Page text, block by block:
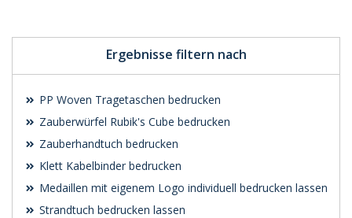
Ergebnisse filtern nach
PP Woven Tragetaschen bedrucken
Zauberwürfel Rubik's Cube bedrucken
Zauberhandtuch bedrucken
Klett Kabelbinder bedrucken
Medaillen mit eigenem Logo individuell bedrucken lassen
Strandtuch bedrucken lassen